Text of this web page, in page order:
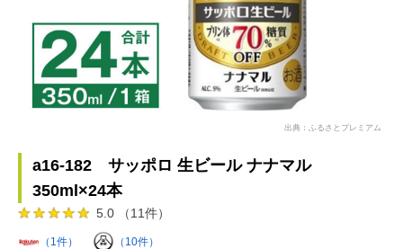
出典：ふるさとプレミアム
a16-182 サッポロ 生ビール ナナマル
350ml×24本
5.0 （11件）
（1件） （10件）